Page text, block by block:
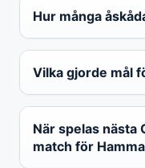
Hur många
Vilka gjorde mål
När spelas nästa
match för